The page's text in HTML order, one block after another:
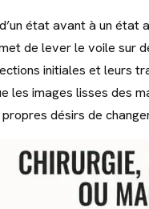
état avant à un état
de lever le voile sur
initiales et leurs
les images lisses des
désirs de